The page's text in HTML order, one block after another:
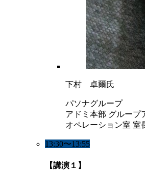
下村 卓爾氏
パソナグループ
アドミ本部 グループ
オペレーション室 室
13:30〜13:55
【講演１】